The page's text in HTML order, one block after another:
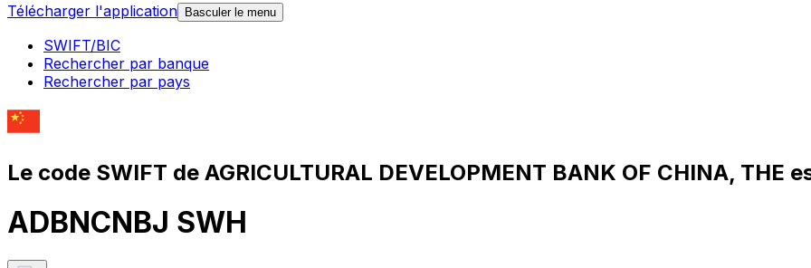
Télécharger l'application Basculer le menu
SWIFT/BIC
Rechercher par banque
Rechercher par pays
Le code SWIFT de AGRICULTURAL DEVELOPMENT BANK OF CHINA, THE
ADBNCNBJ SWH